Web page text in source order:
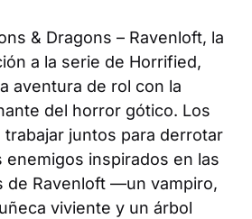
& Dragons – Ravenloft, la
a la serie de Horrified,
aventura de rol con la
del horror gótico. Los
juntos para derrotar
enemigos inspirados en las
de Ravenloft —un vampiro,
viviente y un árbol